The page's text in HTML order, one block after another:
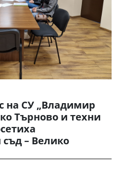
на СУ „Владимир
Търново и техни
– Велико